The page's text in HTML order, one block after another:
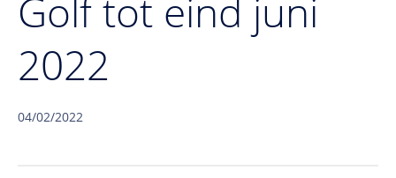
Golf tot eind juni
2022
04/02/2022